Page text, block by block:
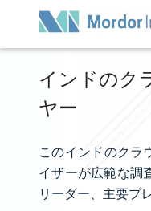
インドのク
ヤー
このインドのクラ
イザーが広範な調
リーダー、主要プ